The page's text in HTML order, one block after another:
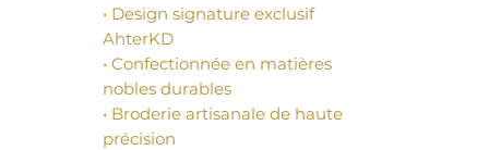
• Design signature exclusif
AhterKD
• Confectionnée en matières
nobles durables
• Broderie artisanale de haute
précision